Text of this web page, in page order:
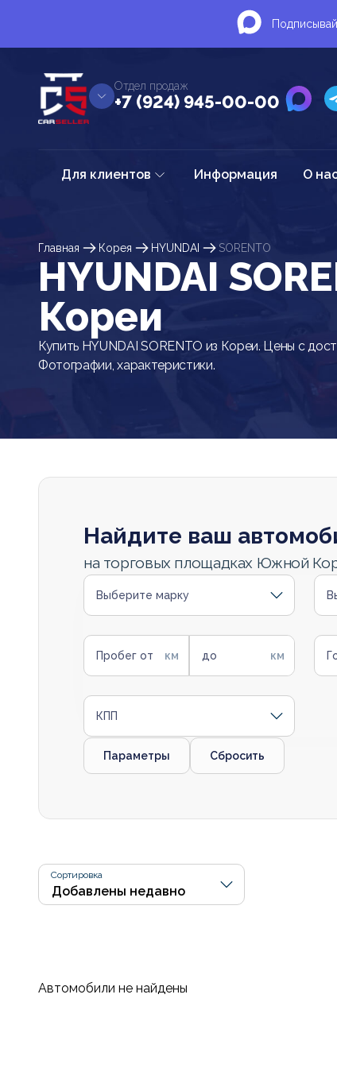
Отдел продаж
+7 (924) 945-00-00
Для клиентов Информация О
Главная Корея HYUNDAI SORENTO
HYUNDAI
Кореи
Купить HYUNDAI SORENTO из Кореи. Цены с
Фотографии, характеристики.
Найдите ваш
на торговых площадках Южной
Выберите марку
Пробег от до
КПП
Параметры Сбросить
Сортировка
Автомобили не найдены